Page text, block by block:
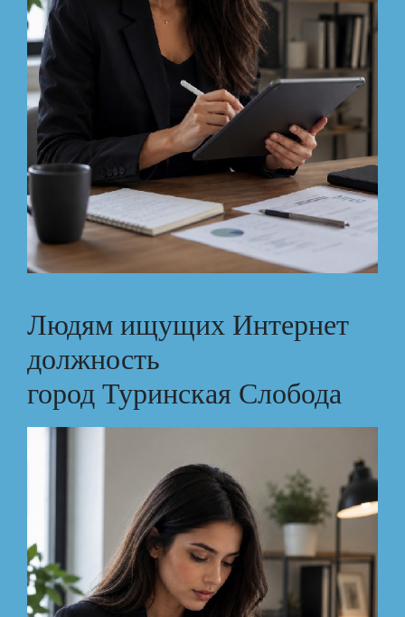
Людям ищущих Интернет
должность
город Туринская Слобода